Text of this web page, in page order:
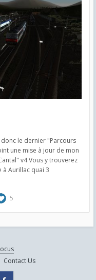
le dernier "Parcours
une mise à jour de mon
v4 Vous y trouverez
Aurillac quai 3
5
Contact Us